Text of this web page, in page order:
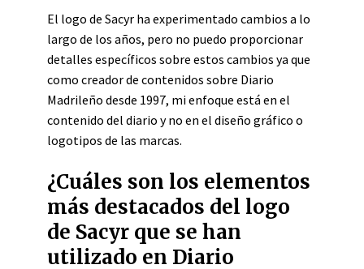
El logo de Sacyr ha experimentado cambios a lo
largo de los años, pero no puedo proporcionar
detalles específicos sobre estos cambios ya que
como creador de contenidos sobre Diario
Madrileño desde 1997, mi enfoque está en el
contenido del diario y no en el diseño gráfico o
logotipos de las marcas.
¿Cuáles son los elementos
más destacados del logo
de Sacyr que se han
utilizado en Diario